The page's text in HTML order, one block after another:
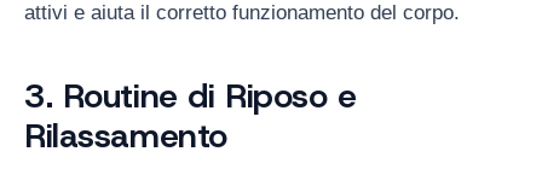
attivi e aiuta il corretto funzionamento del corpo.
3. Routine di Riposo e
Rilassamento